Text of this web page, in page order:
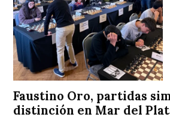
Faustino Oro, partidas
distinción en Mar del